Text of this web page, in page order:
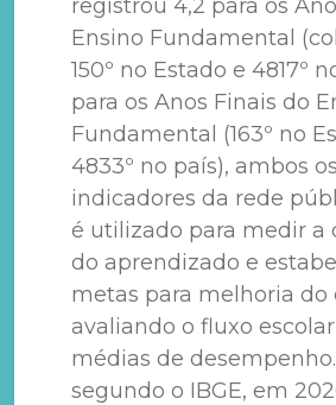
registrou 4,2 para os
Ensino Fundamental
150º no Estado e 4817º
para os Anos Finais do
Fundamental (163º no
4833º no país), ambos os
indicadores da rede
é utilizado para medir a
do aprendizado e
metas para melhoria do
avaliando o fluxo
médias de
segundo o IBGE, em